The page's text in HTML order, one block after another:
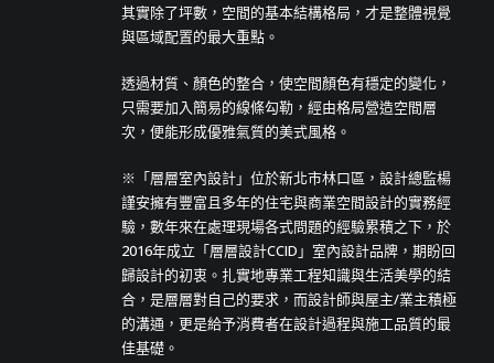
其實除了坪數，空間的基本結構格局，才是整體視覺
與區域配置的最大重點。
透過材質、顏色的整合，使空間顏色有穩定的變化，
只需要加入簡易的線條勾勒，經由格局營造空間層
次，便能形成優雅氣質的美式風格。
※「層層室內設計」位於新北市林口區，設計總監楊
謹安擁有豐富且多年的住宅與商業空間設計的實務經
驗，數年來在處理現場各式問題的經驗累積之下，於
2016年成立「層層設計CCID」室內設計品牌，期盼回
歸設計的初衷。扎實地專業工程知識與生活美學的結
合，是層層對自己的要求，而設計師與屋主/業主積極
的溝通，更是給予消費者在設計過程與施工品質的最
佳基礎。